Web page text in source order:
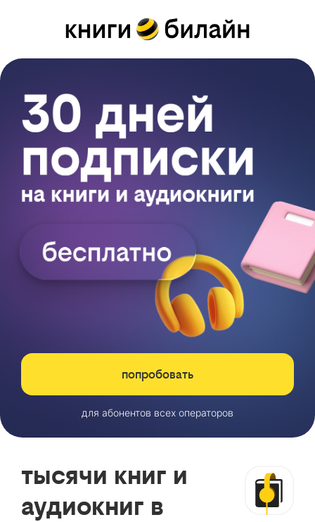
попробовать
для абонентов всех операторов
тысячи книг и
аудиокниг в